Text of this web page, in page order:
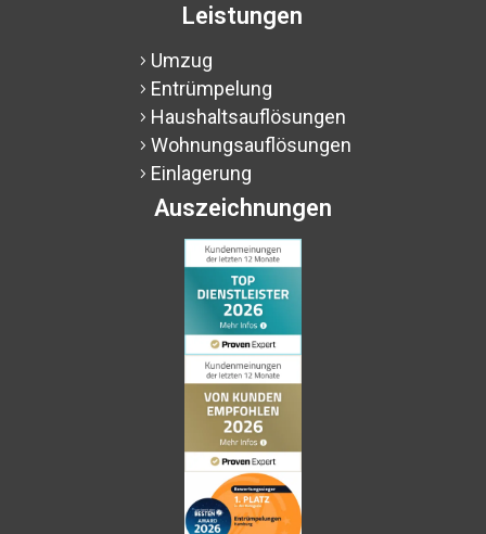
Leistungen
5 Umzug
5 Entrümpelung
5 Haushaltsauflösungen
5 Wohnungsauflösungen
5 Einlagerung
Auszeichnungen